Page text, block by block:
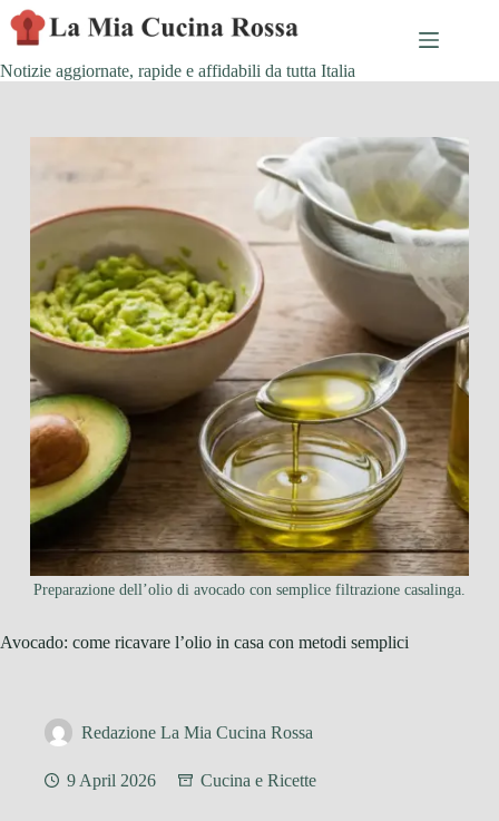
Skip
to
content
Notizie aggiornate, rapide e affidabili da tutta Italia
Preparazione dell’olio di avocado con semplice filtrazione casalinga.
Avocado: come ricavare l’olio in casa con metodi semplici
Redazione La Mia Cucina Rossa
9 April 2026 Cucina e Ricette